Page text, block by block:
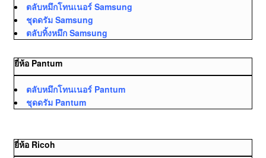
ตลับหมึกโทนเนอร์ Samsung
ชุดดรัม Samsung
ตลับทิ้งหมึก Samsung
ยี่ห้อ Pantum
ตลับหมึกโทนเนอร์ Pantum
ชุดดรัม Pantum
ยี่ห้อ Ricoh